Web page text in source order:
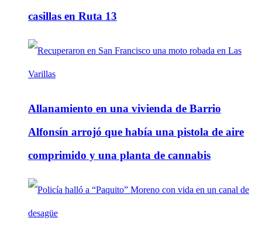
casillas en Ruta 13
Allanamiento en una vivienda de Barrio
Alfonsín arrojó que había una pistola de aire
comprimido y una planta de cannabis